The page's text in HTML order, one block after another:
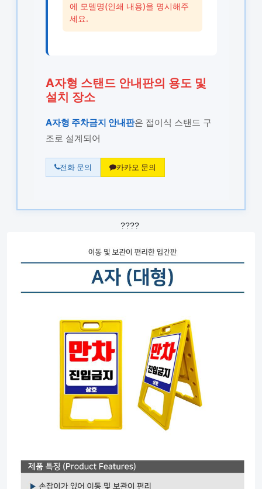
에 모델명(인쇄 내용)을 명시해주
세요.
A자형 스탠드 안내판의 용도 및
설치 장소
A자형 주차금지 안내판은 접이식 스탠드 구
조로 설계되어
전화 문의 카카오 문의
????